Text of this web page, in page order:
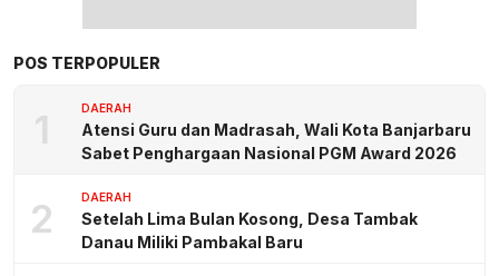
POS TERPOPULER
1 DAERAH
Atensi Guru dan Madrasah, Wali Kota Banjarbaru
Sabet Penghargaan Nasional PGM Award 2026
2 DAERAH
Setelah Lima Bulan Kosong, Desa Tambak
Danau Miliki Pambakal Baru